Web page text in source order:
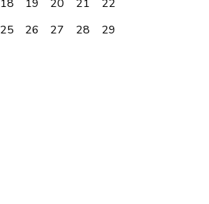
18 19 20 21
22
25 26 27 28
29